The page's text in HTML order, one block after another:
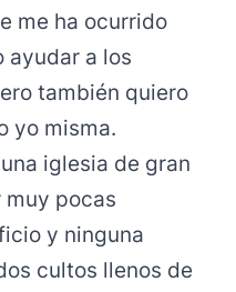
me ha ocurrido
ayudar a los
también quiero
yo misma.
iglesia de gran
muy pocas
y ninguna
cultos llenos de